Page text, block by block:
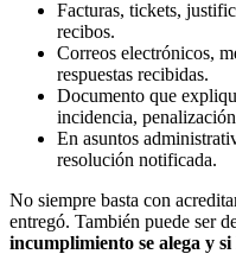
Facturas, tickets,
recibos.
Correos electrónicos,
respuestas recibidas.
Documento que
incidencia,
En asuntos
resolución notificada.
No siempre basta con
entregó. También puede ser
incumplimiento se alega y